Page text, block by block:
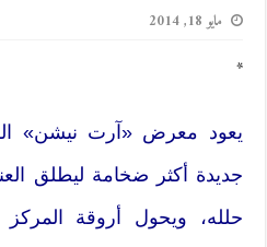
مايو 18, 2014
*
يعود معرض «آرت نيشن»
جديدة أكثر ضخامة ليطلق
حلله، ويحول أروقة المركز